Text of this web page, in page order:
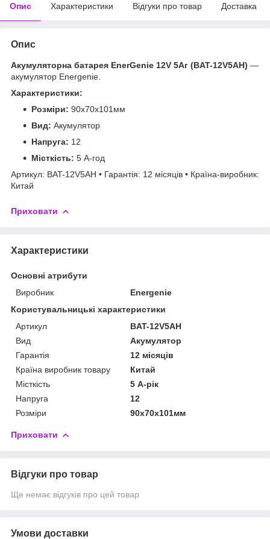
Опис Характеристики Відгуки про товар Доставка
Опис
Акумуляторна батарея EnerGenie 12V 5Aг (BAT-12V5AH) —
акумулятор Energenie.
Характеристики:
Розміри: 90x70x101мм
Вид: Акумулятор
Напруга: 12
Місткість: 5 А-год
Артикул: BAT-12V5AH • Гарантія: 12 місяців • Країна-виробник:
Китай
Приховати
Характеристики
Основні атрибути
Виробник
Energenie
Користувальницькі характеристики
Артикул
BAT-12V5AH
Вид
Акумулятор
Гарантія
12 місяців
Країна виробник товару
Китай
Місткість
5 А-рік
Напруга
12
Розміри
90х70х101мм
Приховати
Відгуки про товар
Ще немає відгуків про цей товар
Умови доставки